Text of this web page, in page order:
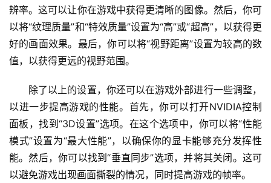
辨率。这可以让你在游戏中获得更清晰的图像。然后，你可
以将“纹理质量”和“特效质量”设置为“高”或“超高”，以获得更
好的画面效果。最后，你可以将“视野距离”设置为较高的数
值，以获得更远的视野范围。
除了以上的设置，你还可以在游戏外部进行一些调整，
以进一步提高游戏的性能。首先，你可以打开NVIDIA控制
面板，找到“3D设置”选项。在这个选项中，你可以将“性能
模式”设置为“最大性能”，以确保你的显卡能够充分发挥性
能。然后，你可以找到“垂直同步”选项，并将其关闭。这可
以避免游戏出现画面撕裂的情况，同时提高游戏的帧率。